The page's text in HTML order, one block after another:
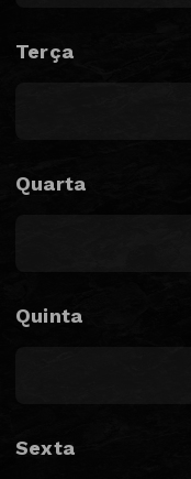
Terça
Quarta
Quinta
Sexta